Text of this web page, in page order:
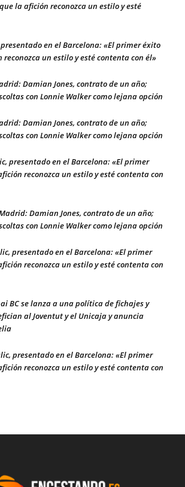
la afición reconozca un estilo y esté
en el Barcelona: «El primer éxito
un estilo y esté contenta con él»
Damian Jones, contrato de un año;
con Lonnie Walker como lejana opción
Damian Jones, contrato de un año;
con Lonnie Walker como lejana opción
presentado en el Barcelona: «El primer
reconozca un estilo y esté contenta con
Damian Jones, contrato de un año;
con Lonnie Walker como lejana opción
presentado en el Barcelona: «El primer
reconozca un estilo y esté contenta con
BC se lanza a una política de fichajes y
al Joventut y el Unicaja y anuncia
presentado en el Barcelona: «El primer
reconozca un estilo y esté contenta con